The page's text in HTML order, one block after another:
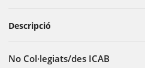
Descripció
No Col·legiats/des ICAB